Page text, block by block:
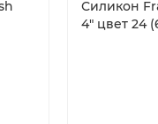
Силикон
4" цвет 24